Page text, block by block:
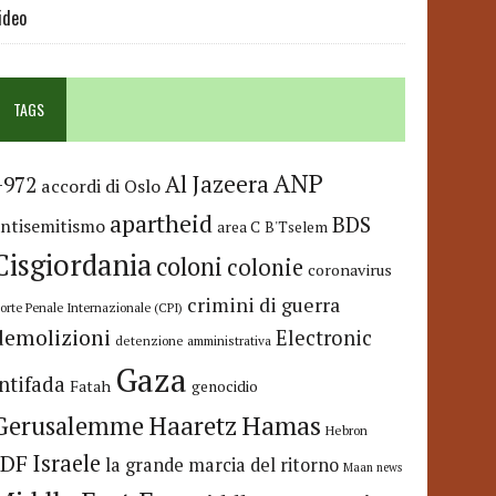
TAGS
accordi di OsloAl JazeeraANP
apartheid area C B'Tselem BDS
coloni colonie coronavirus
Penale Internazionale (CPI) crimini di guerra
detenzione amministrativa Electronic
Fatah Gaza genocidio
HaaretzHamas Hebron
Israele la grande marcia del ritorno Maan news